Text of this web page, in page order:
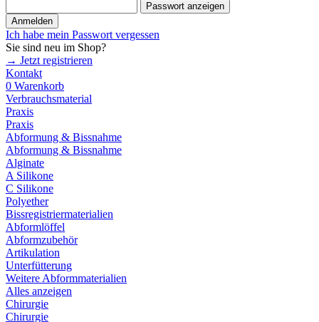
Passwort anzeigen
Anmelden
Ich habe mein Passwort vergessen
Sie sind neu im Shop?
→ Jetzt registrieren
Kontakt
0 Warenkorb
Verbrauchsmaterial
Praxis
Praxis
Abformung & Bissnahme
Abformung & Bissnahme
Alginate
A Silikone
C Silikone
Polyether
Bissregistriermaterialien
Abformlöffel
Abformzubehör
Artikulation
Unterfütterung
Weitere Abformmaterialien
Alles anzeigen
Chirurgie
Chirurgie